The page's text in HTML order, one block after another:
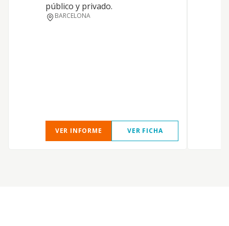
público y privado.
BARCELONA
VER INFORME VER FICHA